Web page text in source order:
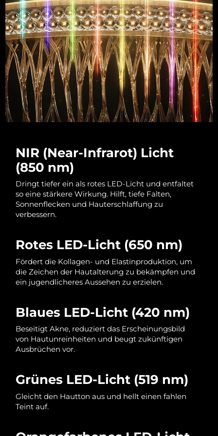
NIR (Near-Infrarot) Licht
(850 nm)
Dringt tiefer ein als rotes LED-Licht und entfaltet
so eine stärkere Wirkung. Hilft, tiefe Falten,
Sonnenflecken und Hauterschlaffung zu
verbessern.
Rotes LED-Licht (650 nm)
Fördert die Kollagen- und Elastinproduktion, um
die Zeichen der Hautalterung zu bekämpfen und
ein jugendlicheres Aussehen zu erzielen.
Blaues LED-Licht (420 nm)
Beseitigt Akne, reduziert das Erscheinungsbild
von Hautunreinheiten und beugt zukünftigen
Ausbrüchen vor.
Grünes LED-Licht (519 nm)
Gleicht den Hautton aus und hellt einen fahlen
Teint auf.
Litauen Erwartete Lieferung8/11/26
Luxemburg Erwartete Lieferung8/11/26
Sonderverwaltungsregion
Macau
Erwartete Lieferung8/13/26
Malaysia Erwartete Lieferung8/14/26
Malta Erwartete Lieferung8/11/26
Monaco Erwartete Lieferung
Niederlande
Neuseeland Erwartete Lieferung
Oman Erwartete Lieferung8/14/26
Philippinen Erwartete Lieferung 8/14/26
Portugal Erwartete Lieferung8/11/26
Puerto Rico Erwartete Lieferung8/13/26
Réunion Erwartete Lieferung 8/16/26
Rumänien